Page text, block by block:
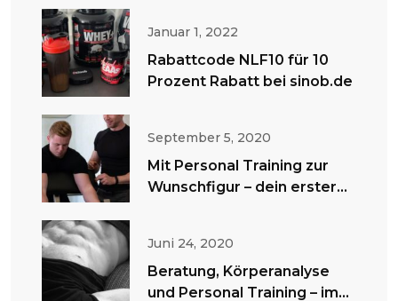
Januar 1, 2022
Rabattcode NLF10 für 10
Prozent Rabatt bei sinob.de
September 5, 2020
Mit Personal Training zur
Wunschfigur – dein erster
Juni 24, 2020
Beratung, Körperanalyse
und Personal Training – im